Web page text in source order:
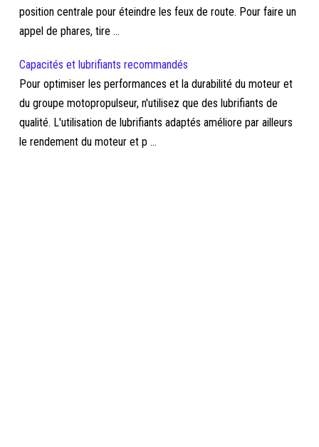
position centrale pour éteindre les feux de route. Pour faire un
appel de phares, tire ...
Capacités et lubrifiants recommandés
Pour optimiser les performances et la durabilité du moteur et
du groupe motopropulseur, n'utilisez que des lubrifiants de
qualité. L'utilisation de lubrifiants adaptés améliore par ailleurs
le rendement du moteur et p ...